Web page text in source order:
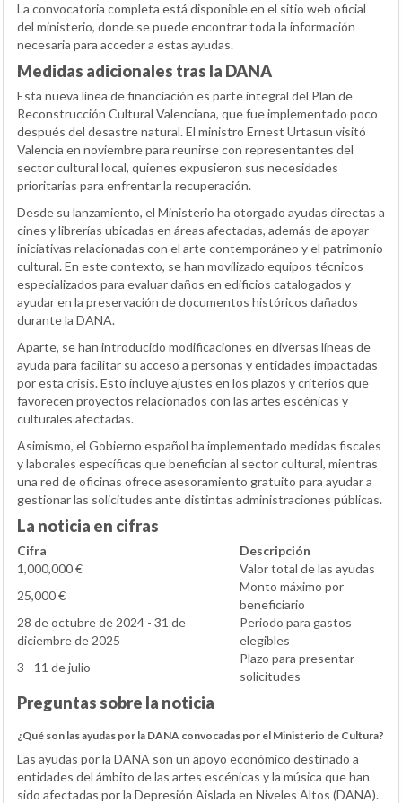
La convocatoria completa está disponible en el sitio web oficial
del ministerio, donde se puede encontrar toda la información
necesaria para acceder a estas ayudas.
Medidas adicionales tras la DANA
Esta nueva línea de financiación es parte integral del Plan de
Reconstrucción Cultural Valenciana, que fue implementado poco
después del desastre natural. El ministro Ernest Urtasun visitó
Valencia en noviembre para reunirse con representantes del
sector cultural local, quienes expusieron sus necesidades
prioritarias para enfrentar la recuperación.
Desde su lanzamiento, el Ministerio ha otorgado ayudas directas a
cines y librerías ubicadas en áreas afectadas, además de apoyar
iniciativas relacionadas con el arte contemporáneo y el patrimonio
cultural. En este contexto, se han movilizado equipos técnicos
especializados para evaluar daños en edificios catalogados y
ayudar en la preservación de documentos históricos dañados
durante la DANA.
Aparte, se han introducido modificaciones en diversas líneas de
ayuda para facilitar su acceso a personas y entidades impactadas
por esta crisis. Esto incluye ajustes en los plazos y criterios que
favorecen proyectos relacionados con las artes escénicas y
culturales afectadas.
Asimismo, el Gobierno español ha implementado medidas fiscales
y laborales específicas que benefician al sector cultural, mientras
una red de oficinas ofrece asesoramiento gratuito para ayudar a
gestionar las solicitudes ante distintas administraciones públicas.
La noticia en cifras
Cifra
Descripción
1,000,000 €
Valor total de las ayudas
25,000 €
Monto máximo por
beneficiario
28 de octubre de 2024 - 31 de
diciembre de 2025
Periodo para gastos
elegibles
3 - 11 de julio
Plazo para presentar
solicitudes
Preguntas sobre la noticia
¿Qué son las ayudas por la DANA convocadas por el Ministerio de Cultura?
Las ayudas por la DANA son un apoyo económico destinado a
entidades del ámbito de las artes escénicas y la música que han
sido afectadas por la Depresión Aislada en Niveles Altos (DANA).